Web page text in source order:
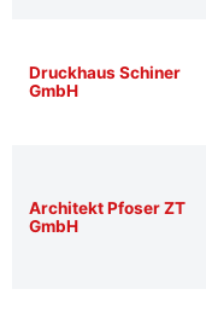
Druckhaus Schiner
GmbH
Architekt Pfoser ZT
GmbH